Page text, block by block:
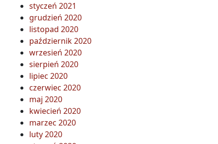
styczeń 2021
grudzień 2020
listopad 2020
październik 2020
wrzesień 2020
sierpień 2020
lipiec 2020
czerwiec 2020
maj 2020
kwiecień 2020
marzec 2020
luty 2020